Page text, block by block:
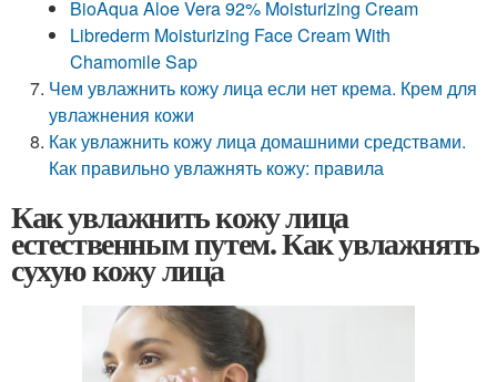
BioAqua Aloe Vera 92% Moisturizing Cream
Librederm Moisturizing Face Cream With
Chamomile Sap
Чем увлажнить кожу лица если нет крема. Крем для
увлажнения кожи
Как увлажнить кожу лица домашними средствами.
Как правильно увлажнять кожу: правила
Как увлажнить кожу лица
естественным путем. Как увлажнять
сухую кожу лица